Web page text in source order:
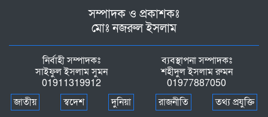
কুমিল্লার ডালপা বিল যেন বর্ষার এক টুকরো হাওর,
প্রকৃতির টানে ছুটছেন দর্শনার্থীরা
১৫ বছর ধরে অতিথি পাখির আশ্রয়স্থল বোদা
উপজেলার নাজিরপাড়া গ্রামটি এখন অতিথি পাখির
স্বর্গরাজ্য
সম্পাদক ও প্রকাশকঃ
মোঃ নজরুল ইসলাম
নির্বাহী সম্পাদকঃ
সাইফুল ইসলাম সুমন
01911319912
ব্যবস্থাপনা সম্পাদকঃ
শহীদুল ইসলাম রুমন
01977887050
জাতীয়
স্বদেশ দুনিয়া রাজনীতি তথ্য প্রযুক্তি